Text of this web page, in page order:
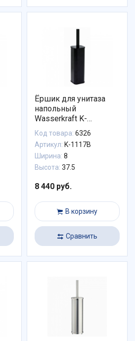
Ёршик для унитаза
напольный
Wasserkraft K-
1117BLACK
Код товара: 6326
Артикул: K-1117B
Ширина: 8
Высота: 37.5
8 440 руб.
В корзину
Сравнить